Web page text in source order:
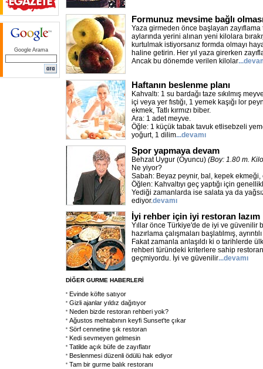
Google Arama
Formunuz mevsime bağlı
Yaza girmeden önce başlayan zayıflama
aylarında yerini alınan yeni kilolara
kurtulmak istiyorsanız formda olmayı
haline getirin. Her yıl yaza girerken
Ancak bu dönemde verilen kilolar
Haftanın beslenme planı
Kahvaltı: 1 su bardağı taze sıkılmış
içi veya yer fıstığı, 1 yemek kaşığı lor
ekmek, Tatlı kırmızı biber.
Ara: 1 adet meyve.
Öğle: 1 küçük tabak tavuk etlisebzeli
yoğurt, 1 dilim...devamı
Spor yapmaya devam
Behzat Uygur (Oyuncu) (Boy: 1.80 m.
Ne yiyor?
Sabah: Beyaz peynir, bal, kepek ekmeği,
Öğlen: Kahvaltıyı geç yaptığı için
Yediği zamanlarda ise salata ya da
ediyor.devamı
İyi rehber için iyi restoran lazım
Yıllar önce Türkiye'de de iyi ve güvenilir
hazırlama çalışmaları başlatılmış,
Fakat zamanla anlaşıldı ki o tarihlerde
rehberi türündeki kriterlere sahip restoran
geçmiyordu. İyi ve güvenilir...devamı
DİĞER GURME HABERLERİ
Evinde köfte satıyor
Gizli ajanlar yıldız dağıtıyor
Neden bizde restoran rehberi yok?
Ağustos mehtabının keyfi Sunset'te çıkar
Sörf cennetine şık restoran
Kedi sevmeyen gelmesin
Tatilde açık büfe de zayıflatır
Beslenmesi düzenli ödülü hak ediyor
Tam bir gurme balık restoranı